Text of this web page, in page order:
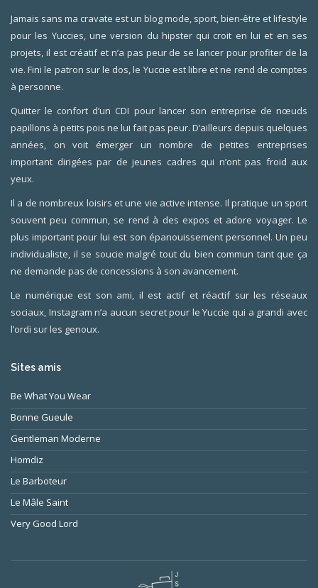
Jamais sans ma cravate est un blog mode, sport, bien-être et lifestyle
pour les Yuccies, une version du hipster qui croit en lui et en ses
projets, il est créatif et n’a pas peur de se lancer pour profiter de la
vie. Fini le patron sur le dos, le Yuccie est libre et ne rend de comptes
à personne.
Quitter le confort d’un CDI pour lancer son entreprise de nœuds
papillons à petits pois ne lui fait pas peur. D’ailleurs depuis quelques
années, on voit émerger un nombre de petites entreprises
important dirigées par de jeunes cadres qui n’ont pas froid aux
yeux.
Il a de nombreux loisirs et une vie active intense. Il pratique un sport
souvent peu commun, se rend à des expos et adore voyager. Le
plus important pour lui est son épanouissement personnel. Un peu
individualiste, il se soucie malgré tout du bien commun tant que ça
ne demande pas de concessions à son avancement.
Le numérique est son ami, il est actif et réactif sur les réseaux
sociaux, Instagram n’a aucun secret pour le Yuccie qui a grandi avec
l’ordi sur les genoux.
Sites amis
Be What You Wear
Bonne Gueule
Gentleman Moderne
Homdiz
Le Barboteur
Le Mâle Saint
Very Good Lord